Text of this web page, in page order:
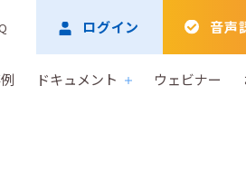
ドキュメント ウェビナー
ログイン 音声